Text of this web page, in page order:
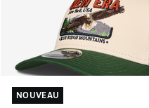
NOUVEAU
NOUVEAU